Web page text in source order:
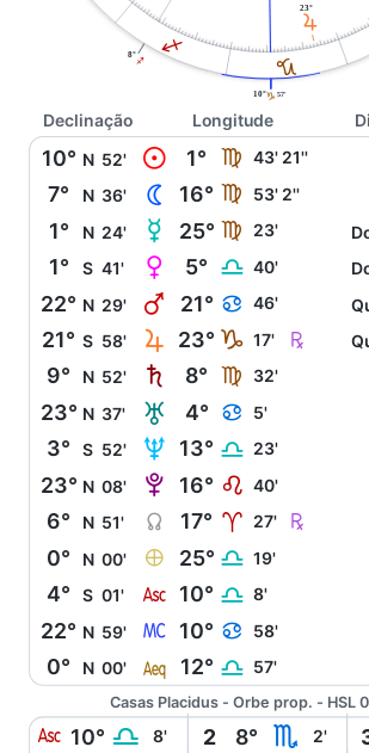
I
J
I
8°
J
10° 57'
R
23°
Declinação Longitude
10° N 52' M 1° F 43' 21''
7° N 36' N 16° F 53' 2''
1° N 24' O 25° F 23'
1° S 41' P 5° G 40'
22° N 29' Q 21° D 46'
21° S 58' R 23° J 17' Ç
9° N 52' S 8° F 32'
23° N 37' T 4° D 5'
3° S 52' U 13° G 23'
23° N 08' V 16° E 40'
6° N 51' Y 17° A 27' Ç
0° N 00' È 25° G 19'
4° S 01' W 10° G 8'
22° N 59' X 10° D 58'
0° N 00' l 12° G 57'
Casas Placidus - Orbe prop. - HSL
W 10° G 8' 2 8° H 2'